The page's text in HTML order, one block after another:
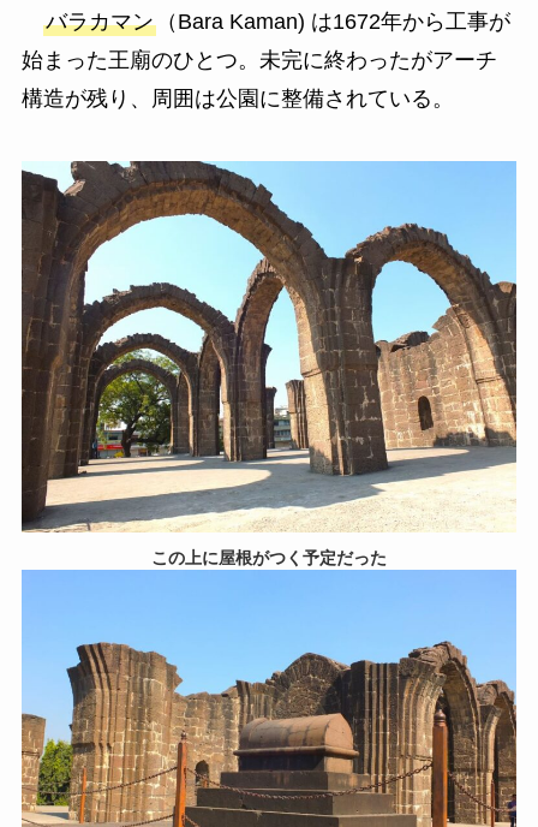
バラカマン（Bara Kaman) は1672年から工事が
始まった王廟のひとつ。未完に終わったがアーチ
構造が残り、周囲は公園に整備されている。
この上に屋根がつく予定だった